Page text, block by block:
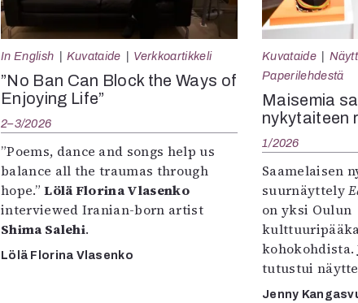
In English Kuvataide Verkkoartikkeli
”No Ban Can Block the Ways of
Enjoying Life”
2–3/2026
”Poems, dance and songs help us
balance all the traumas through
hope.”Lölä Florina Vlasenko
interviewed Iranian-born artist
Shima Salehi.
Lölä Florina Vlasenko
Kuvataide
Paperilehdestä
Maisemia
nykytaiteen
1/2026
Saamelaisen
suurnäyttely
on yksi Oulun
kohokohdista.
tutustui
Jenny